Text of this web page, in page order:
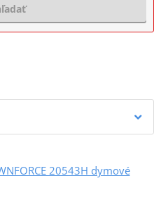
20543H dymové